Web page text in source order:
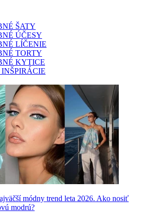
ŠATY
ÚČESY
LÍČENIE
TORTY
KYTICE
módny trend leta 2026. Ako nosiť
modrú?